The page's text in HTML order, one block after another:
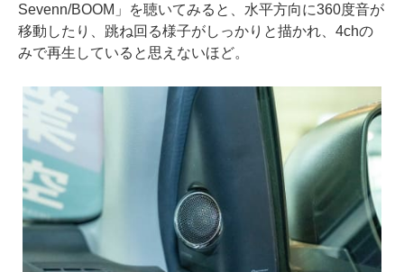
Sevenn/BOOM」を聴いてみると、水平方向に360度音が
移動したり、跳ね回る様子がしっかりと描かれ、4chの
みで再生していると思えないほど。